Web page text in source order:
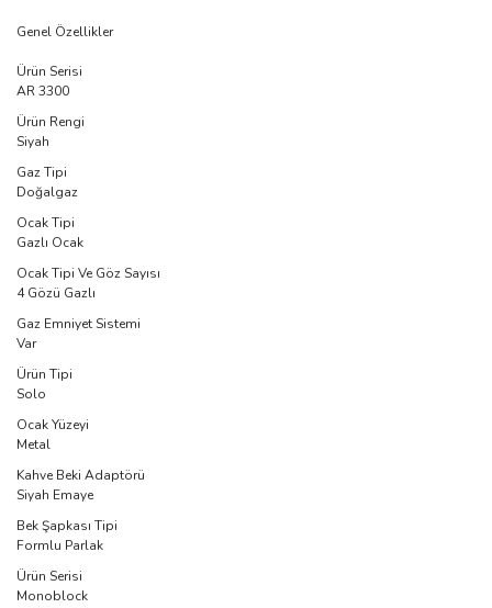
Genel Özellikler
Ürün Serisi
AR 3300
Ürün Rengi
Siyah
Gaz Tipi
Doğalgaz
Ocak Tipi
Gazlı Ocak
Ocak Tipi Ve Göz Sayısı
4 Gözü Gazlı
Gaz Emniyet Sistemi
Var
Ürün Tipi
Solo
Ocak Yüzeyi
Metal
Kahve Beki Adaptörü
Siyah Emaye
Bek Şapkası Tipi
Formlu Parlak
Ürün Serisi
Monoblock